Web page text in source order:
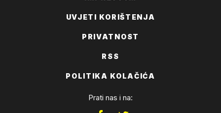
UVJETI KORIŠTENJA
PRIVATNOST
RSS
POLITIKA KOLAČIĆA
Prati nas i na: